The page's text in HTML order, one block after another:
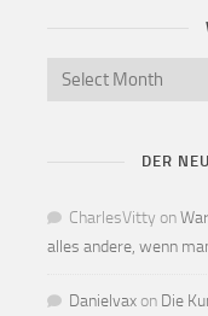
DER
CharlesVitty on
alles andere, wenn
Danielvax on Die